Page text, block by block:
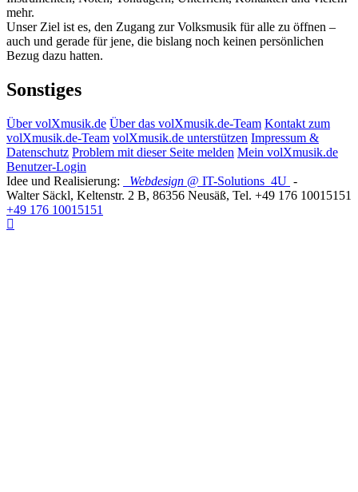
mehr.
Unser Ziel ist es, den Zugang zur Volksmusik für alle zu öffnen –
auch und gerade für jene, die bislang noch keinen persönlichen
Bezug dazu hatten.
Sonstiges
Über volXmusik.de Über das volXmusik.de-Team Kontakt zum
volXmusik.de-Team volXmusik.de unterstützen Impressum &
Datenschutz Problem mit dieser Seite melden Mein volXmusik.de
Benutzer-Login
Idee und Realisierung:
Webdesign @ IT-Solutions 4U -
Walter Säckl, Keltenstr. 2 B, 86356 Neusäß, Tel. +49 176 10015151
+49 176 10015151